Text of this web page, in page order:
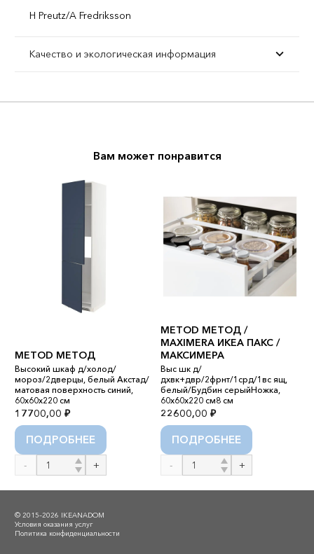
H Preutz/A Fredriksson
Качество и экологическая информация
Вам может понравится
METOD МЕТОД
Высокий шкаф д/холод/
мороз/2дверцы, белый Акстад/
матовая поверхность синий,
60x60x220 см
17700,00 ₽
ПОДРОБНЕЕ
Количество
товара
METOD
METOD МЕТОД /
MAXIMERA ИКЕА ПАКС /
МАКСИМЕРА
Выс шк д/
дхвк+двр/2фрнт/1срд/1вс ящ,
белый/Будбин серыйНожка,
60x60x220 см8 см
22600,00 ₽
ПОДРОБНЕЕ
Количество
товара
METOD
© 2015–2026 IKEANADOM
Условия оказания услуг
Политика конфиденциальности